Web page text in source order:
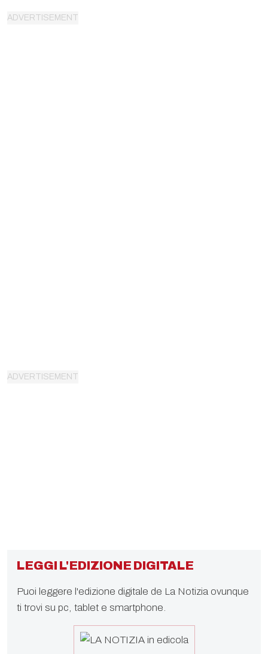
LEGGI L'EDIZIONE DIGITALE
Puoi leggere l'edizione digitale de La Notizia ovunque
ti trovi su pc, tablet e smartphone.